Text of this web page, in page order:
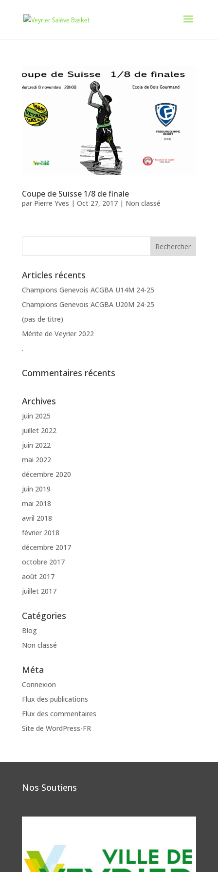
Coupe de Suisse 1/8 de finale
par Pierre Yves | Oct 27, 2017| Non classé
Articles récents
Champions Genevois ACGBA U14M 24-25
Champions Genevois ACGBA U20M 24-25
(pas de titre)
Mérite de Veyrier 2022
.
Commentaires récents
Archives
juin 2025
juillet 2022
juin 2022
mai 2022
décembre 2020
juin 2019
mai 2018
avril 2018
février 2018
décembre 2017
octobre 2017
août 2017
juillet 2017
Catégories
Blog
Non classé
Méta
Connexion
Flux des publications
Flux des commentaires
Site de WordPress-FR
Nos Soutiens